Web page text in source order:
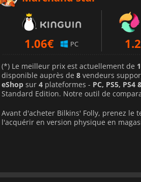
1.06€ PC
(*) Le meilleur prix est actuellement de
disponible auprès de 8 vendeurs
eShop sur 4 plateformes - PC, PS5, PS4
Standard Edition. Notre outil de
Avant d'acheter Bilkins' Folly, prenez le
l'acquérir en version physique en